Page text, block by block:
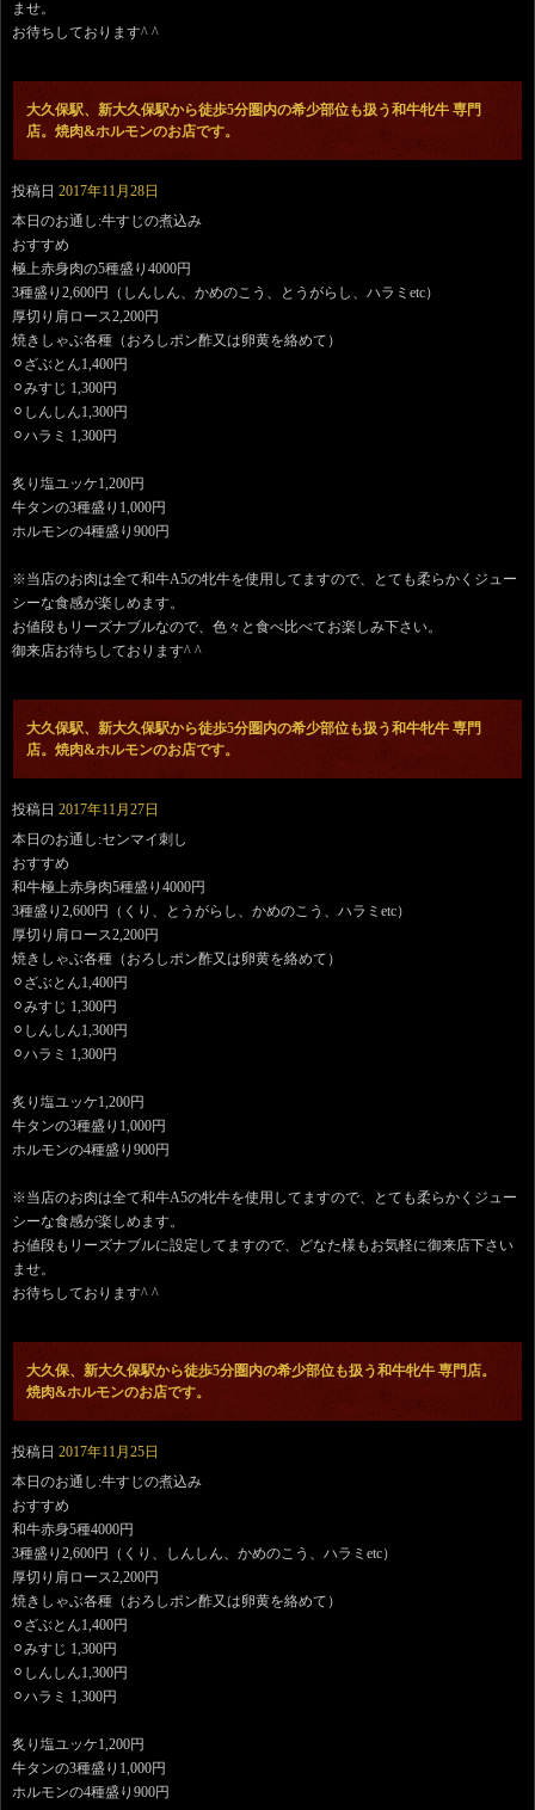
ませ。
お待ちしております^ ^
大久保駅、新大久保駅から徒歩5分圏内の希少部位も扱う和牛牝牛 専門
店。焼肉&ホルモンのお店です。
投稿日 2017年11月28日
本日のお通し:牛すじの煮込み
おすすめ
極上赤身肉の5種盛り4000円
3種盛り2,600円（しんしん、かめのこう、とうがらし、ハラミetc）
厚切り肩ロース2,200円
焼きしゃぶ各種（おろしポン酢又は卵黄を絡めて）
⚪︎ざぶとん1,400円
⚪︎みすじ 1,300円
⚪︎しんしん1,300円
⚪︎ハラミ 1,300円
炙り塩ユッケ1,200円
牛タンの3種盛り1,000円
ホルモンの4種盛り900円
※当店のお肉は全て和牛A5の牝牛を使用してますので、とても柔らかくジュー
シーな食感が楽しめます。
お値段もリーズナブルなので、色々と食べ比べてお楽しみ下さい。
御来店お待ちしております^ ^
大久保駅、新大久保駅から徒歩5分圏内の希少部位も扱う和牛牝牛 専門
店。焼肉&ホルモンのお店です。
投稿日 2017年11月27日
本日のお通し:センマイ刺し
おすすめ
和牛極上赤身肉5種盛り4000円
3種盛り2,600円（くり、とうがらし、かめのこう、ハラミetc）
厚切り肩ロース2,200円
焼きしゃぶ各種（おろしポン酢又は卵黄を絡めて）
⚪︎ざぶとん1,400円
⚪︎みすじ 1,300円
⚪︎しんしん1,300円
⚪︎ハラミ 1,300円
炙り塩ユッケ1,200円
牛タンの3種盛り1,000円
ホルモンの4種盛り900円
※当店のお肉は全て和牛A5の牝牛を使用してますので、とても柔らかくジュー
シーな食感が楽しめます。
お値段もリーズナブルに設定してますので、どなた様もお気軽に御来店下さい
ませ。
お待ちしております^ ^
大久保、新大久保駅から徒歩5分圏内の希少部位も扱う和牛牝牛 専門店。
焼肉&ホルモンのお店です。
投稿日 2017年11月25日
本日のお通し:牛すじの煮込み
おすすめ
和牛赤身5種4000円
3種盛り2,600円（くり、しんしん、かめのこう、ハラミetc）
厚切り肩ロース2,200円
焼きしゃぶ各種（おろしポン酢又は卵黄を絡めて）
⚪︎ざぶとん1,400円
⚪︎みすじ 1,300円
⚪︎しんしん1,300円
⚪︎ハラミ 1,300円
炙り塩ユッケ1,200円
牛タンの3種盛り1,000円
ホルモンの4種盛り900円